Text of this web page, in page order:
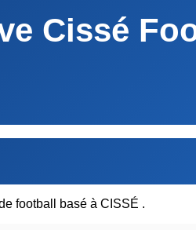
Cissé
football basé à CISSÉ .